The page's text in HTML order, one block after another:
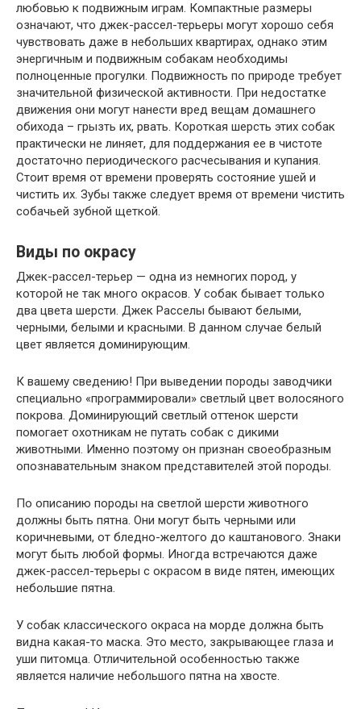
любовью к подвижным играм. Компактные размеры
означают, что джек-рассел-терьеры могут хорошо себя
чувствовать даже в небольших квартирах, однако этим
энергичным и подвижным собакам необходимы
полноценные прогулки. Подвижность по природе требует
значительной физической активности. При недостатке
движения они могут нанести вред вещам домашнего
обихода – грызть их, рвать. Короткая шерсть этих собак
практически не линяет, для поддержания ее в чистоте
достаточно периодического расчесывания и купания.
Стоит время от времени проверять состояние ушей и
чистить их. Зубы также следует время от времени чистить
собачьей зубной щеткой.
Виды по окрасу
Джек-рассел-терьер — одна из немногих пород, у
которой не так много окрасов. У собак бывает только
два цвета шерсти. Джек Расселы бывают белыми,
черными, белыми и красными. В данном случае белый
цвет является доминирующим.
К вашему сведению! При выведении породы заводчики
специально «программировали» светлый цвет волосяного
покрова. Доминирующий светлый оттенок шерсти
помогает охотникам не путать собак с дикими
животными. Именно поэтому он признан своеобразным
опознавательным знаком представителей этой породы.
По описанию породы на светлой шерсти животного
должны быть пятна. Они могут быть черными или
коричневыми, от бледно-желтого до каштанового. Знаки
могут быть любой формы. Иногда встречаются даже
джек-рассел-терьеры с окрасом в виде пятен, имеющих
небольшие пятна.
У собак классического окраса на морде должна быть
видна какая-то маска. Это место, закрывающее глаза и
уши питомца. Отличительной особенностью также
является наличие небольшого пятна на хвосте.